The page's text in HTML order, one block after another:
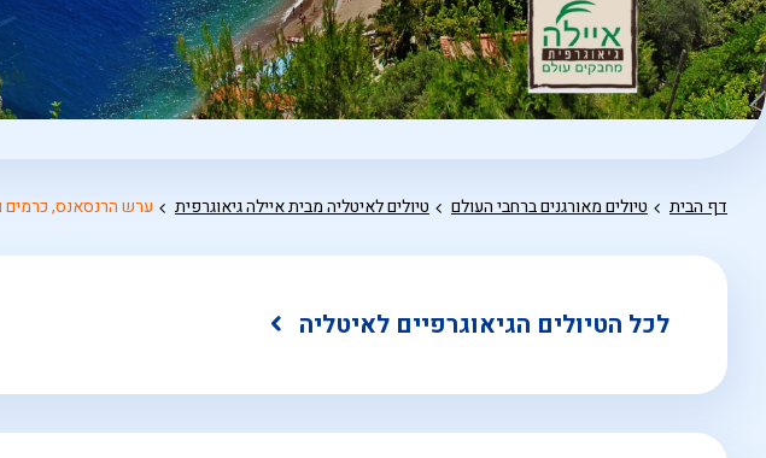
דף הבית טיולים מאורגנים ברחבי העולם טיולים לאיטליה מבית איילה גיאוגרפית ערש הרנסאנס, כרמים ואומנות – 5 ימים
לכל הטיולים הגיאוגרפיים לאיטליה